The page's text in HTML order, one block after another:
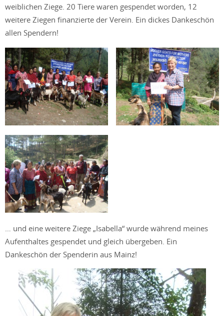
weiblichen Ziege. 20 Tiere waren gespendet worden, 12
weitere Ziegen finanzierte der Verein. Ein dickes Dankeschön
allen Spendern!
… und eine weitere Ziege „Isabella“ wurde während meines
Aufenthaltes gespendet und gleich übergeben. Ein
Dankeschön der Spenderin aus Mainz!